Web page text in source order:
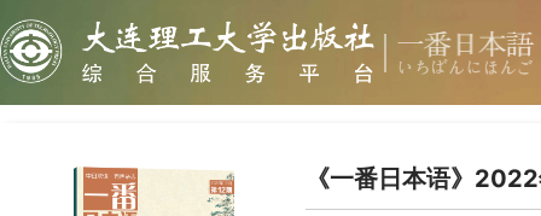
《一番日本语》